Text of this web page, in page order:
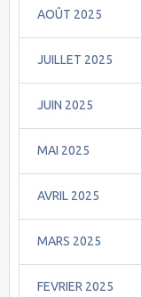
AOÛT 2025
JUILLET 2025
JUIN 2025
MAI 2025
AVRIL 2025
MARS 2025
FEVRIER 2025